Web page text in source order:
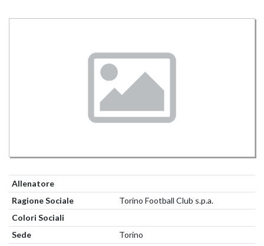
Allenatore
Ragione Sociale
Torino Football Club s.p.a.
Colori Sociali
Sede
Torino